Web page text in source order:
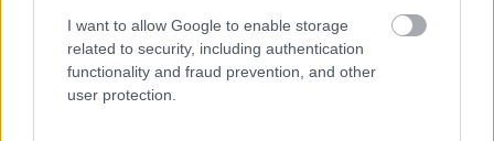
I want to allow Google to enable storage
related to security, including authentication
functionality and fraud prevention, and other
user protection.
Meccs Center